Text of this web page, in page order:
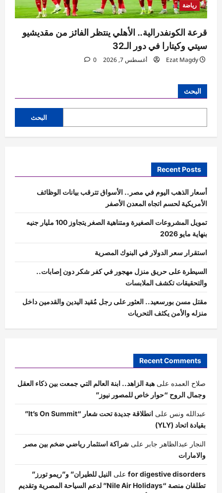
رياضة
قرعة الكونفدرالية.. الأهلي ينتظر الفائز من مقديشيو
سيتي وكيتارا في دور الـ32
Ezat Magdy أغسطس 7, 2026 0
البحث
البحث
Recent Posts
أسعار الذهب اليوم في مصر.. الأسواق تترقب بيانات الوظائف
الأمريكية لحسم اتجاه المعدن الأصفر
تمويل المشروعات الصغيرة ومتناهية الصغر يتجاوز 100 مليار جنيه
بنهاية مايو 2026
استقرار سعر الدولار في البنوك المصرية
السيطرة على حريق منزل مهجور في كفر شكر دون إصابات..
والتحقيقات تكشف الملابسات
مقتل مسن بورسعيد.. العثور على رجل مُقيد اليدين والقدمين داخل
منزله والأمن يكثف التحريات
Recent Comments
صلاح العمده على هبة الزاهد.. ابنة العالم التي جمعت بين ذكاء العقل
وجمال الروح “حوار خاص للمصور نيوز”
عبدالله ونس على
انطلاقة جديدة تحت شعار “It’s On Summit”
بقيادة اتحاد (YLY)
النجار عبدالظاهر جابر على شراكة استثمار رياضي ضخم بين مصر
والامارات
for digestive disorders على النيل للطيران” و”ريمو تورز”
تطلقان منصة “Nile Air Holidays” لدعم السياحة المصرية وتقديم